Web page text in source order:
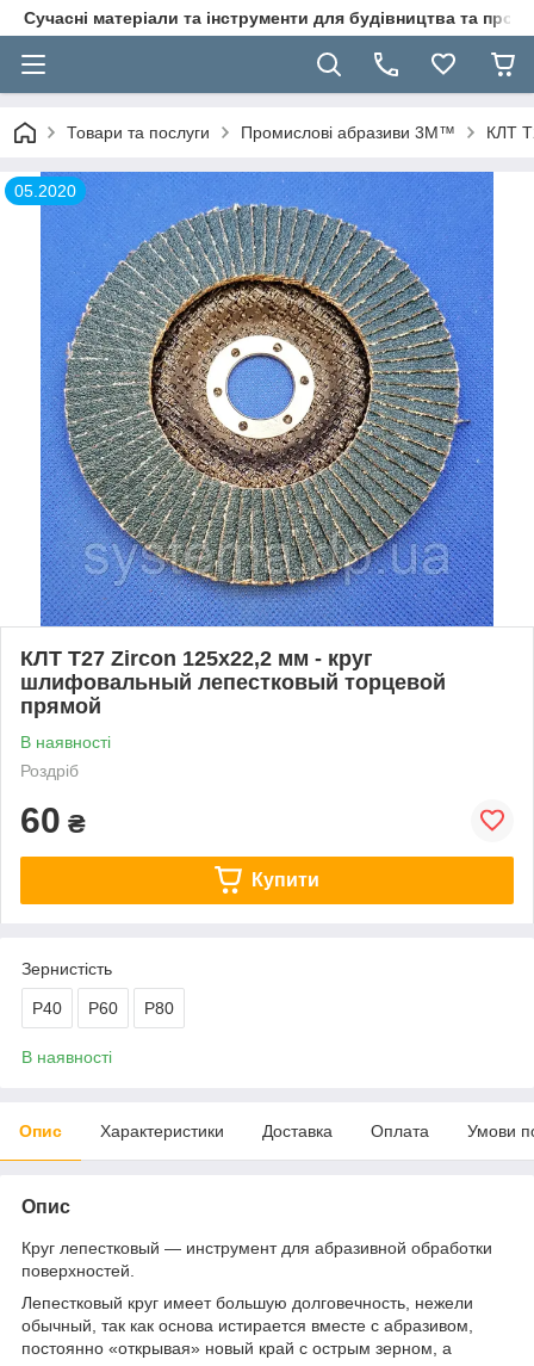
Сучасні матеріали та інструменти для будівництва та
Товари та послуги Промислові абразиви 3M™ КЛТ
05.2020
КЛТ T27 Zircon 125х22,2 мм - круг
шлифовальный лепестковый торцевой
прямой
В наявності
Роздріб
60 ₴
Купити
Зернистість
P40 Р60 P80
В наявності
Опис Характеристики Доставка Оплата Умови
Опис
Круг лепестковый — инструмент для абразивной обработки
поверхностей.
Лепестковый круг имеет большую долговечность, нежели
обычный, так как основа истирается вместе с абразивом,
постоянно «открывая» новый край с острым зерном, а